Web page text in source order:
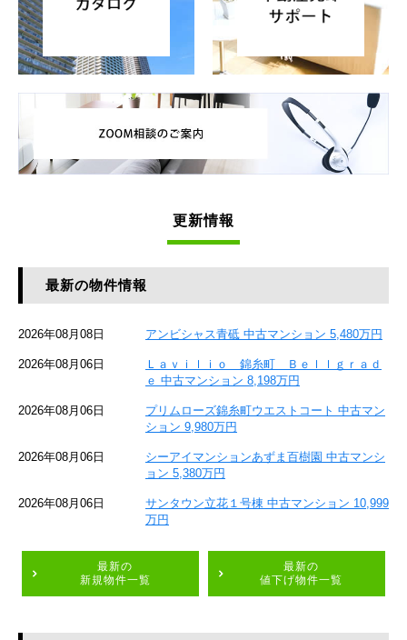
更新情報
最新の物件情報
2026年08月08日 アンビシャス青砥 中古マンション 5,480万円
2026年08月06日
Ｌａｖｉｌｉｏ 錦糸町 Ｂｅｌｌｇｒａｄ
ｅ 中古マンション 8,198万円
2026年08月06日
プリムローズ錦糸町ウエストコート 中古マン
ション 9,980万円
2026年08月06日
シーアイマンションあずま百樹園 中古マンシ
ョン 5,380万円
2026年08月06日
サンタウン立花１号棟 中古マンション 10,999
万円
最新の
新規物件一覧
最新の
値下げ物件一覧